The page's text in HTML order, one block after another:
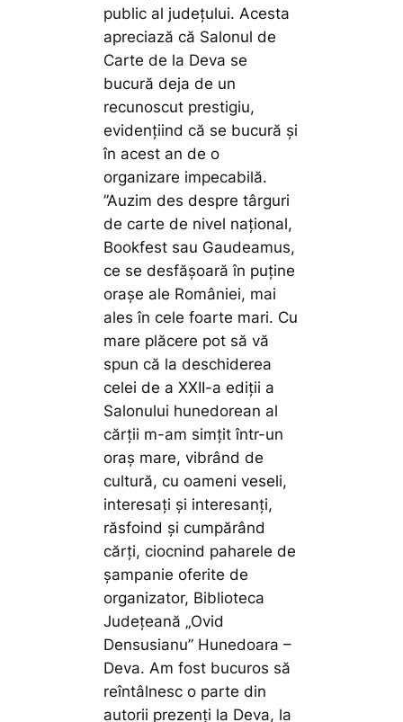
public al județului. Acesta
apreciază că Salonul de
Carte de la Deva se
bucură deja de un
recunoscut prestigiu,
evidențiind că se bucură și
în acest an de o
organizare impecabilă.
”Auzim des despre târguri
de carte de nivel național,
Bookfest sau Gaudeamus,
ce se desfășoară în puține
orașe ale României, mai
ales în cele foarte mari. Cu
mare plăcere pot să vă
spun că la deschiderea
celei de a XXII-a ediții a
Salonului hunedorean al
cărții m-am simțit într-un
oraș mare, vibrând de
cultură, cu oameni veseli,
interesați și interesanți,
răsfoind și cumpărând
cărți, ciocnind paharele de
șampanie oferite de
organizator, Biblioteca
Județeană „Ovid
Densusianu” Hunedoara –
Deva. Am fost bucuros să
reîntâlnesc o parte din
autorii prezenți la Deva, la